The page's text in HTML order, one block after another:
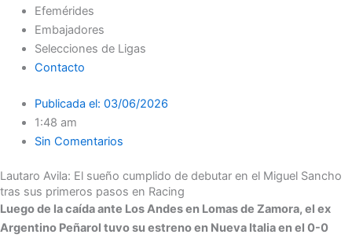
Efemérides
Embajadores
Selecciones de Ligas
Contacto
Publicada el: 03/06/2026
1:48 am
Sin Comentarios
Lautaro Avila: El sueño cumplido de debutar en el Miguel Sancho
tras sus primeros pasos en Racing
Luego de la caída ante Los Andes en Lomas de Zamora, el ex
Argentino Peñarol tuvo su estreno en Nueva Italia en el 0-0